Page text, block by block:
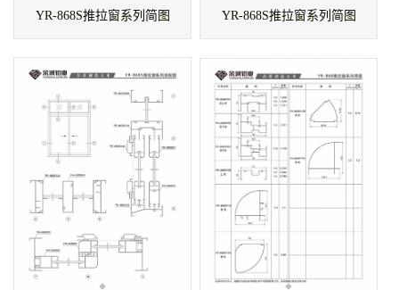
YR-868S推拉窗系列简图 YR-868S推拉窗系列简图